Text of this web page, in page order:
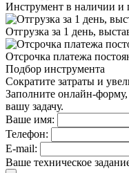
Инструмент в наличии и
Отгрузка за 1 день,
Отсрочка платежа
Подбор инструмента
Сократите затраты и
Заполните онлайн-
вашу задачу.
Ваше имя:
Телефон:
E-mail:
Ваше техническое